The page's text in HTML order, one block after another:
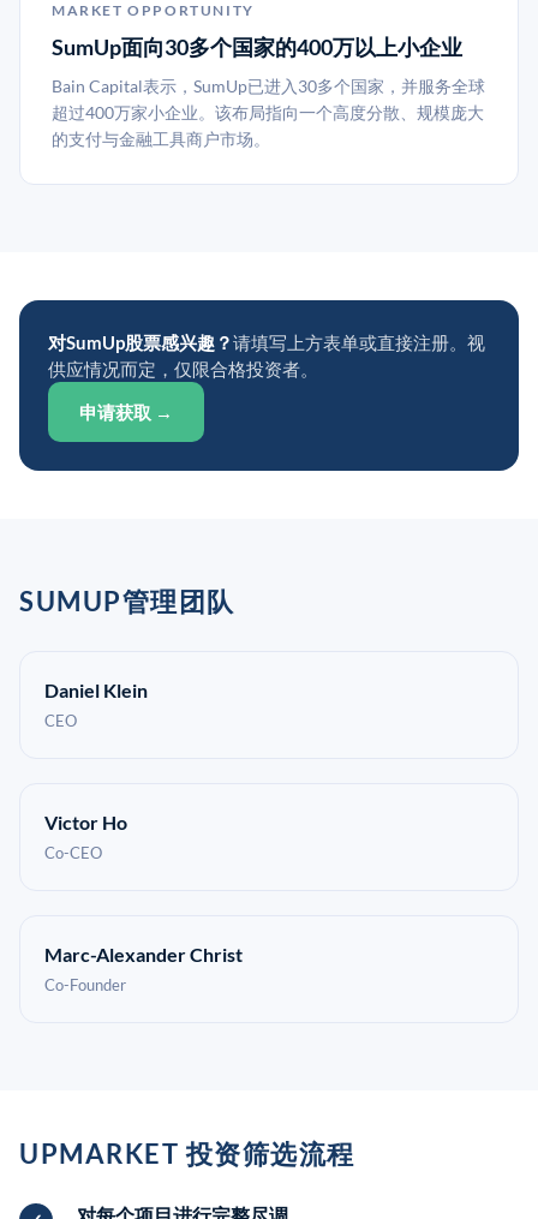
MARKET OPPORTUNITY
SumUp面向30多个国家的400万以上小企业
Bain Capital表示，SumUp已进入30多个国家，并服务全球
超过400万家小企业。该布局指向一个高度分散、规模庞大
的支付与金融工具商户市场。
对SumUp股票感兴趣？请填写上方表单或直接注册。视
供应情况而定，仅限合格投资者。
申请获取 →
SUMUP管理团队
Daniel Klein
CEO
Victor Ho
Co-CEO
Marc-Alexander Christ
Co-Founder
UPMARKET 投资筛选流程